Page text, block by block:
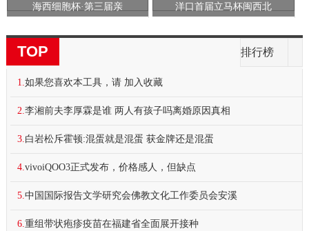
海西细胞杯·第三届亲 洋口首届立马杯闽西北
TOP 排行榜
1.如果您喜欢本工具，请 加入收藏
2.李湘前夫李厚霖是谁 两人有孩子吗离婚原因真相
3.白岩松斥霍顿:混蛋就是混蛋 获金牌还是混蛋
4.vivoiQOO3正式发布，价格感人，但缺点
5.中国国际报告文学研究会佛教文化工作委员会安溪
6.重组带状疱疹疫苗在福建省全面展开接种